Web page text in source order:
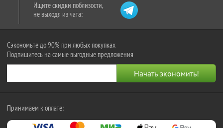
Ищите скидки поблизости,
не выходя из чата:
Сэкономьте до 90% при любых покупках
Подпишитесь на самые выгодные предложения
Принимаем к оплате: